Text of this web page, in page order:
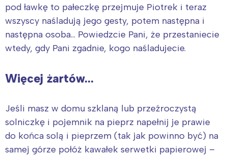
pod ławkę to pałeczkę przejmuje Piotrek i teraz
wszyscy naśladują jego gesty, potem następna i
następna osoba… Powiedzcie Pani, że przestaniecie
wtedy, gdy Pani zgadnie, kogo naśladujecie.
Więcej żartów…
Jeśli masz w domu szklaną lub przeźroczystą
solniczkę i pojemnik na pieprz napełnij je prawie
do końca solą i pieprzem (tak jak powinno być) na
samej górze połóż kawałek serwetki papierowej –